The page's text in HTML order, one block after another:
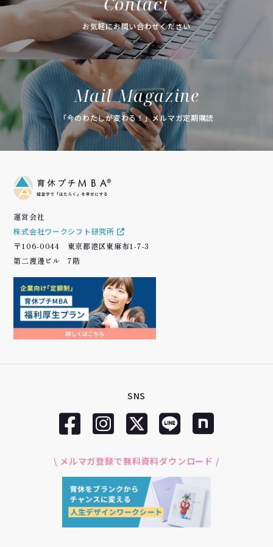
お気軽にお問い合わせください
Mail Magazine
「今のわたしが変わる！」メルマガ定期購読
運営会社
株式会社ワークシフト研究所
〒106-0044 東京都港区東麻布1-7-3
第二渡邊ビル 7階
SNS
\ メルマガ登録で無料資料ダウンロード /